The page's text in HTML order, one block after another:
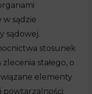
sądzie
sądowej.
stosunek
stałego, o
elementy
powtarzalności